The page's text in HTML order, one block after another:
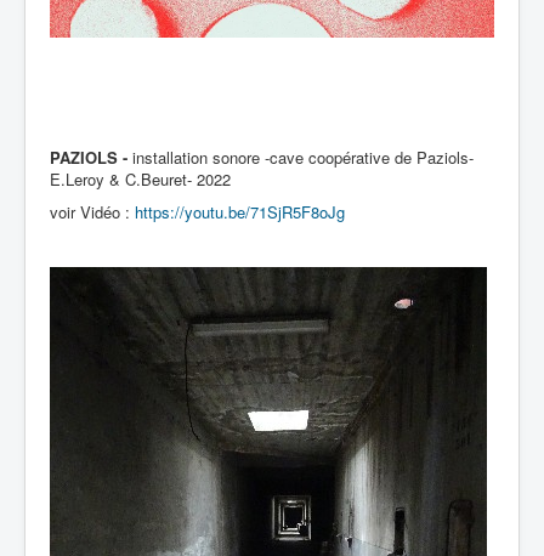
PAZIOLS - installation sonore -cave coopérative de Paziols-
E.Leroy & C.Beuret- 2022
voir Vidéo : https://youtu.be/71SjR5F8oJg